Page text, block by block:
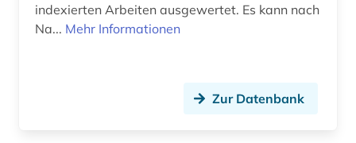
indexierten Arbeiten ausgewertet. Es kann nach
Na... Mehr Informationen
Zur Datenbank